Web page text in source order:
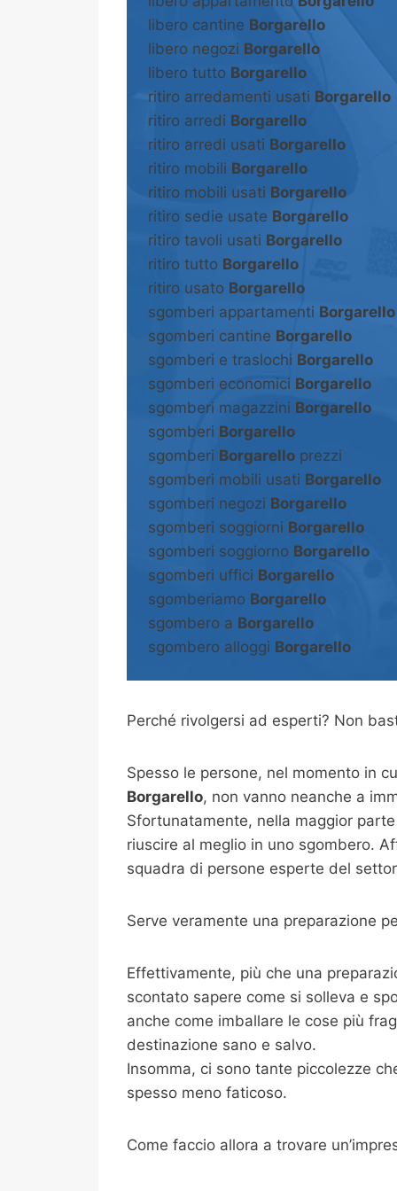
libero cantine Borgarello
libero negozi Borgarello
libero tutto Borgarello
ritiro arredamenti usati Borgarello
ritiro arredi Borgarello
ritiro arredi usati Borgarello
ritiro mobili Borgarello
ritiro mobili usati Borgarello
ritiro sedie usate Borgarello
ritiro tavoli usati Borgarello
ritiro tutto Borgarello
ritiro usato Borgarello
sgomberi appartamenti Borgarello
sgomberi cantine Borgarello
sgomberi e traslochi Borgarello
sgomberi economici Borgarello
sgomberi magazzini Borgarello
sgomberi Borgarello
sgomberi Borgarello prezzi
sgomberi mobili usati Borgarello
sgomberi negozi Borgarello
sgomberi soggiorni Borgarello
sgomberi soggiorno Borgarello
sgomberi uffici Borgarello
sgomberiamo Borgarello
sgombero a Borgarello
sgombero alloggi Borgarello
Perché rivolgersi ad esperti? Non
Spesso le persone, nel momento in
Borgarello, non vanno neanche a
Sfortunatamente, nella maggior
riuscire al meglio in uno sgombero.
squadra di persone esperte del
Serve veramente una preparazione
Effettivamente, più che una
scontato sapere come si solleva e
anche come imballare le cose più
destinazione sano e salvo.
Insomma, ci sono tante piccolezze
spesso meno faticoso.
Come faccio allora a trovare